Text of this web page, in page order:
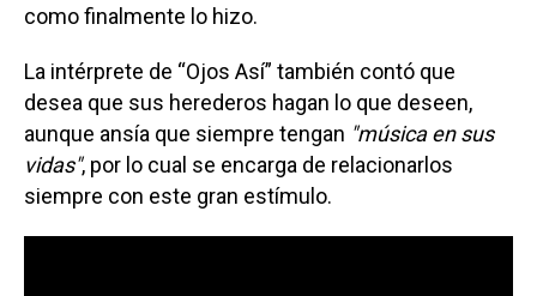
como finalmente lo hizo.
La intérprete de “Ojos Así” también contó que
desea que sus herederos hagan lo que deseen,
aunque ansía que siempre tengan "música en sus
vidas", por lo cual se encarga de relacionarlos
siempre con este gran estímulo.